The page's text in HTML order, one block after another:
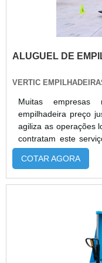
pós-venda completo.
ALUGUEL DE
VERTIC
Muitas
empilhadeira preço
agiliza as operações
contratam este
comprar ou alugar
ele também
outros serviços.
uma empresa de
da empilhaderia
necessário contar
COTAR AGORA